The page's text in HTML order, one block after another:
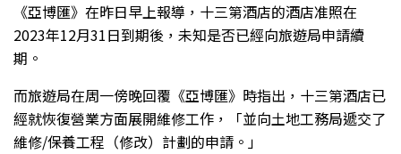
《亞博匯》在昨日早上報導，十三第酒店的酒店准照在
2023年12月31日到期後，未知是否已經向旅遊局申請續
期。
而旅遊局在周一傍晚回覆《亞博匯》時指出，十三第酒店已
經就恢復營業方面展開維修工作，「並向土地工務局遞交了
維修/保養工程（修改）計劃的申請。」